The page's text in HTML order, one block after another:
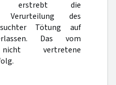
erstrebt die
Verurteilung des
Tötung auf
Das vom
nicht vertretene